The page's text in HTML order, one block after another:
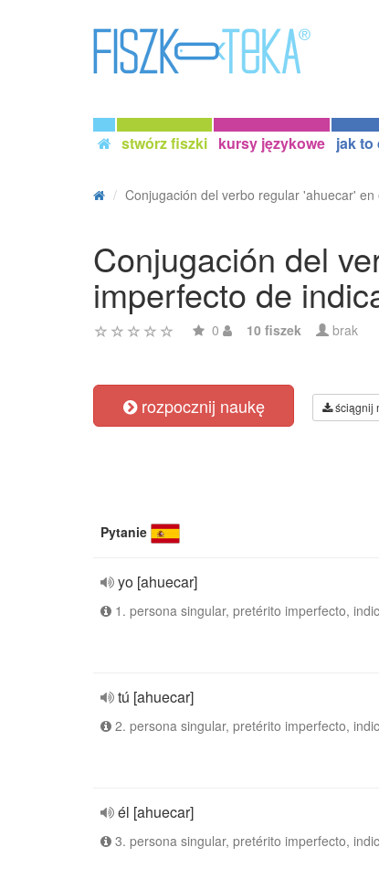
stwórz fiszki kursy językowe jak to
Conjugación del verbo regular 'ahuecar' en
Conjugación del
imperfecto de
0 10 fiszek brak
rozpocznij naukę ściągnij
Pytanie
yo [ahuecar]
1. persona singular, pretérito imperfecto,
tú [ahuecar]
2. persona singular, pretérito imperfecto,
él [ahuecar]
3. persona singular, pretérito imperfecto,